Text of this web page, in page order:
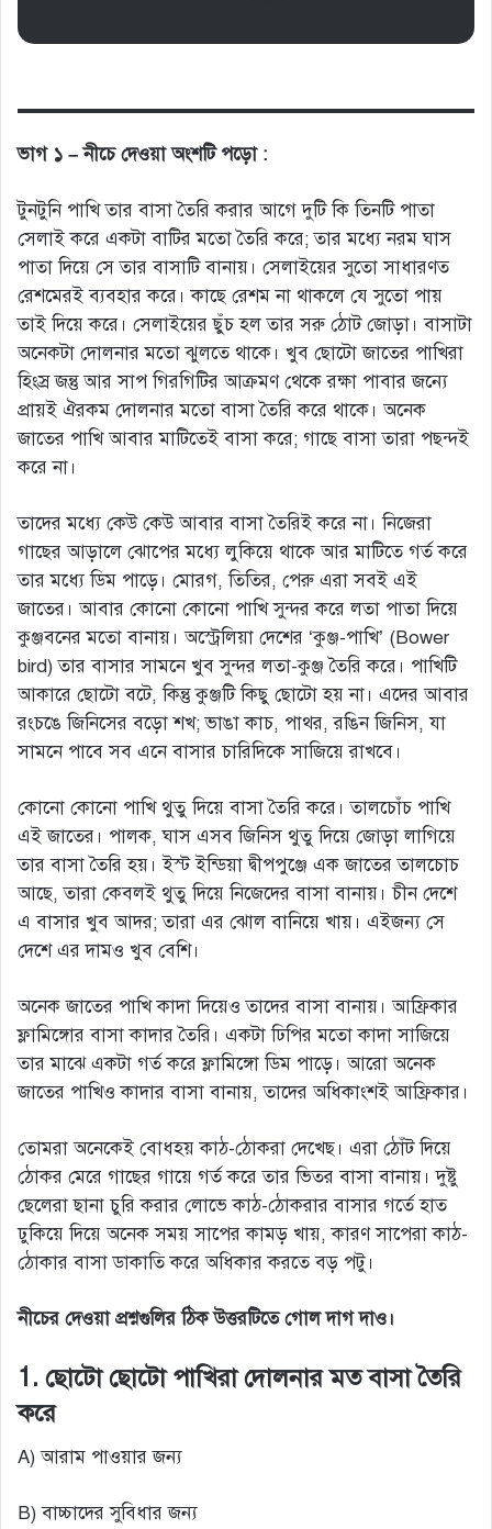
ভাগ ১ – নীচে দেওয়া অংশটি পড়ো :
টুনটুনি পাখি তার বাসা তৈরি করার আগে দুটি কি তিনটি পাতা
সেলাই করে একটা বাটির মতো তৈরি করে; তার মধ্যে নরম ঘাস
পাতা দিয়ে সে তার বাসাটি বানায়। সেলাইয়ের সুতো সাধারণত
রেশমেরই ব্যবহার করে। কাছে রেশম না থাকলে যে সুতো পায়
তাই দিয়ে করে। সেলাইয়ের ছুঁচ হল তার সরু ঠোট জোড়া। বাসাটা
অনেকটা দোলনার মতো ঝুলতে থাকে। খুব ছোটো জাতের পাখিরা
হিংস্র জন্তু আর সাপ গিরগিটির আক্রমণ থেকে রক্ষা পাবার জন্যে
প্রায়ই ঐরকম দোলনার মতো বাসা তৈরি করে থাকে। অনেক
জাতের পাখি আবার মাটিতেই বাসা করে; গাছে বাসা তারা পছন্দই
করে না।
তাদের মধ্যে কেউ কেউ আবার বাসা তৈরিই করে না। নিজেরা
গাছের আড়ালে ঝোপের মধ্যে লুকিয়ে থাকে আর মাটিতে গর্ত করে
তার মধ্যে ডিম পাড়ে। মোরগ, তিতির, পেরু এরা সবই এই
জাতের। আবার কোনো কোনো পাখি সুন্দর করে লতা পাতা দিয়ে
কুঞ্জবনের মতো বানায়। অস্ট্রেলিয়া দেশের ‘কুঞ্জ-পাখি’ (Bower
bird) তার বাসার সামনে খুব সুন্দর লতা-কুঞ্জ তৈরি করে। পাখিটি
আকারে ছোটো বটে, কিন্তু কুঞ্জটি কিছু ছোটো হয় না। এদের আবার
রংচঙে জিনিসের বড়ো শখ; ভাঙা কাচ, পাথর, রঙিন জিনিস, যা
সামনে পাবে সব এনে বাসার চারিদিকে সাজিয়ে রাখবে।
কোনো কোনো পাখি থুতু দিয়ে বাসা তৈরি করে। তালচোঁচ পাখি
এই জাতের। পালক, ঘাস এসব জিনিস থুতু দিয়ে জোড়া লাগিয়ে
তার বাসা তৈরি হয়। ইস্ট ইন্ডিয়া দ্বীপপুঞ্জে এক জাতের তালচোচ
আছে, তারা কেবলই থুতু দিয়ে নিজেদের বাসা বানায়। চীন দেশে
এ বাসার খুব আদর; তারা এর ঝোল বানিয়ে খায়। এইজন্য সে
দেশে এর দামও খুব বেশি।
অনেক জাতের পাখি কাদা দিয়েও তাদের বাসা বানায়। আফ্রিকার
ফ্লামিঙ্গোর বাসা কাদার তৈরি। একটা ঢিপির মতো কাদা সাজিয়ে
তার মাঝে একটা গর্ত করে ফ্লামিঙ্গো ডিম পাড়ে। আরো অনেক
জাতের পাখিও কাদার বাসা বানায়, তাদের অধিকাংশই আফ্রিকার।
তোমরা অনেকেই বোধহয় কাঠ-ঠোকরা দেখেছ। এরা ঠোঁট দিয়ে
ঠোকর মেরে গাছের গায়ে গর্ত করে তার ভিতর বাসা বানায়। দুষ্টু
ছেলেরা ছানা চুরি করার লোভে কাঠ-ঠোকরার বাসার গর্তে হাত
ঢুকিয়ে দিয়ে অনেক সময় সাপের কামড় খায়, কারণ সাপেরা কাঠ-
ঠোকার বাসা ডাকাতি করে অধিকার করতে বড় পটু।
নীচের দেওয়া প্রশ্নগুলির ঠিক উত্তরটিতে গোল দাগ দাও।
1. ছোটো ছোটো পাখিরা দোলনার মত বাসা তৈরি
করে
A) আরাম পাওয়ার জন্য
B) বাচ্চাদের সুবিধার জন্য